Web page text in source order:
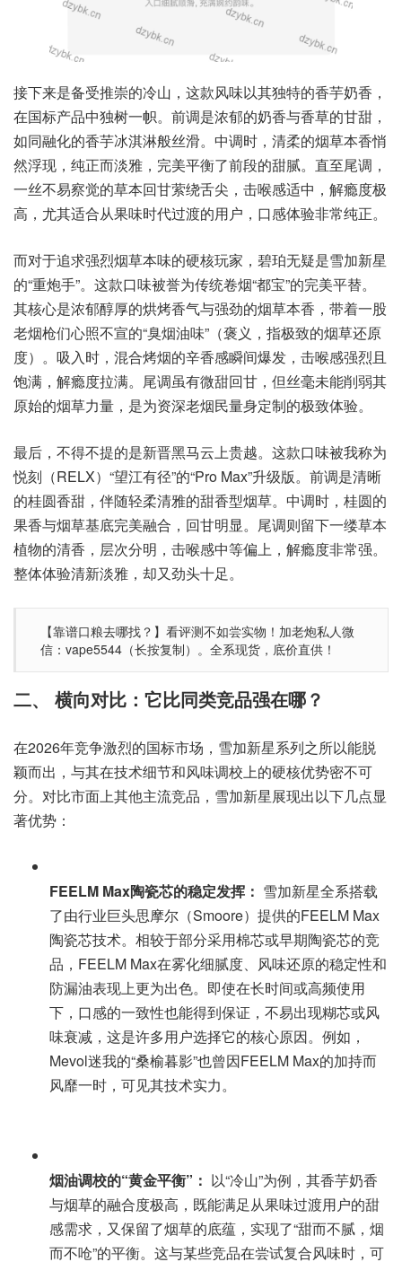
接下来是备受推崇的冷山，这款风味以其独特的香芋奶香，
在国标产品中独树一帜。前调是浓郁的奶香与香草的甘甜，
如同融化的香芋冰淇淋般丝滑。中调时，清柔的烟草本香悄
然浮现，纯正而淡雅，完美平衡了前段的甜腻。直至尾调，
一丝不易察觉的草本回甘萦绕舌尖，击喉感适中，解瘾度极
高，尤其适合从果味时代过渡的用户，口感体验非常纯正。
而对于追求强烈烟草本味的硬核玩家，碧珀无疑是雪加新星
的“重炮手”。这款口味被誉为传统卷烟“都宝”的完美平替。
其核心是浓郁醇厚的烘烤香气与强劲的烟草本香，带着一股
老烟枪们心照不宣的“臭烟油味”（褒义，指极致的烟草还原
度）。吸入时，混合烤烟的辛香感瞬间爆发，击喉感强烈且
饱满，解瘾度拉满。尾调虽有微甜回甘，但丝毫未能削弱其
原始的烟草力量，是为资深老烟民量身定制的极致体验。
最后，不得不提的是新晋黑马云上贵越。这款口味被我称为
悦刻（RELX）“望江有径”的“Pro Max”升级版。前调是清晰
的桂圆香甜，伴随轻柔清雅的甜香型烟草。中调时，桂圆的
果香与烟草基底完美融合，回甘明显。尾调则留下一缕草本
植物的清香，层次分明，击喉感中等偏上，解瘾度非常强。
整体体验清新淡雅，却又劲头十足。
【靠谱口粮去哪找？】看评测不如尝实物！加老炮私人微
信：vape5544（长按复制）。全系现货，底价直供！
二、 横向对比：它比同类竞品强在哪？
在2026年竞争激烈的国标市场，雪加新星系列之所以能脱
颖而出，与其在技术细节和风味调校上的硬核优势密不可
分。对比市面上其他主流竞品，雪加新星展现出以下几点显
著优势：
FEELM Max陶瓷芯的稳定发挥： 雪加新星全系搭载
了由行业巨头思摩尔（Smoore）提供的FEELM Max
陶瓷芯技术。相较于部分采用棉芯或早期陶瓷芯的竞
品，FEELM Max在雾化细腻度、风味还原的稳定性和
防漏油表现上更为出色。即使在长时间或高频使用
下，口感的一致性也能得到保证，不易出现糊芯或风
味衰减，这是许多用户选择它的核心原因。例如，
Mevol迷我的“桑榆暮影”也曾因FEELM Max的加持而
风靡一时，可见其技术实力。
烟油调校的“黄金平衡”： 以“冷山”为例，其香芋奶香
与烟草的融合度极高，既能满足从果味过渡用户的甜
感需求，又保留了烟草的底蕴，实现了“甜而不腻，烟
而不呛”的平衡。这与某些竞品在尝试复合风味时，可